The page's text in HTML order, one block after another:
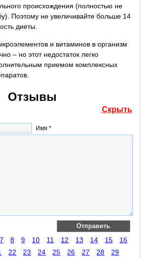
происхождения (полностью не
Поэтому не увеличивайте больше 14
диеты.
и витаминов в организм
– но этот недостаток легко
приемом комплексных
Отзывы
Скрыть
Имя *
7 8 9 10 11 12 13 14 15
16
22 23 24 25 26 27 28
29